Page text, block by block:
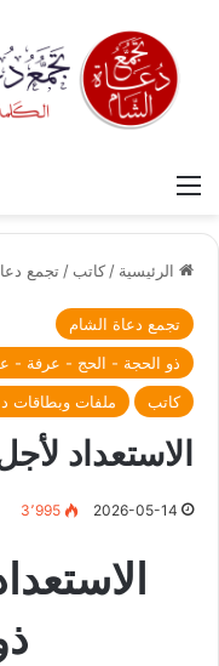
القائمة
الرئيسية /كاتب /تجمع
تجمع دعاة الشام
ذو الحجة - الحج - عرفة -
كاتب
ملفات وبطاقات
الاستعداد
2026-05-14 3٬995